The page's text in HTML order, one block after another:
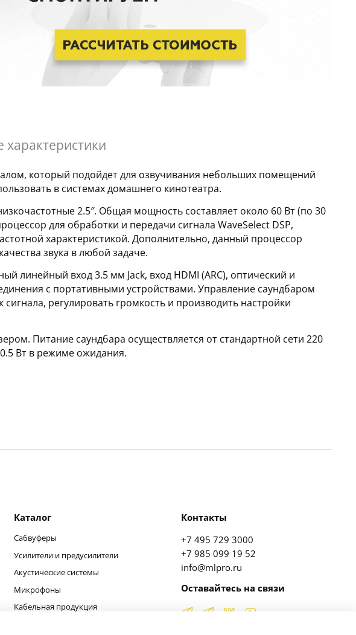
характеристики
который подойдет для озвучивания небольших помещений
в системах домашнего кинотеатра.
2.5″. Общая мощность составляет около 60 Вт (по 30
для обработки и передачи сигнала WaveSelect DSP,
характеристикой. Дополнительно, данный процессор
звука в любой задаче.
линейный вход 3.5 мм Jack, вход HDMI (ARC), оптический и
с портативными устройствами. Управление саундбаром
регулировать громкость и производить настройки
Питание саундбара осуществляется от стандартной сети 220
Вт в режиме ожидания.
Каталог
Сабвуферы
Усилители и предусилители
Акустические системы
Микрофоны
Кабельная продукция
Контакты
+7 495 729 3000
+7 985 099 19 52
info@mlpro.ru
Оставайтесь на связи